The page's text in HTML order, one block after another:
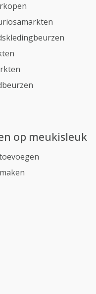
op meukisleuk